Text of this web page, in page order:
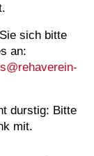
sich bitte
an:
durstig: Bitte
mit.